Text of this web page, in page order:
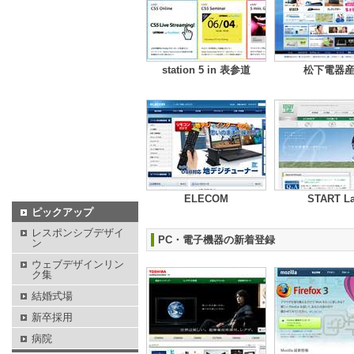
station 5 in 表参道 松下電器
ELECOM START
PC・電子機器の新着登録
ピックアップ
レスポンシブデザイ
ン
ウェブデザインリン
ク集
結婚式場
新卒採用
病院